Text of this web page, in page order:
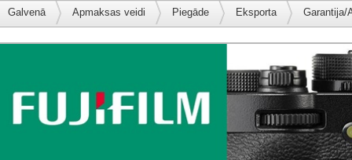
Galvenā Apmaksas veidi Piegāde Eksporta Garantija/